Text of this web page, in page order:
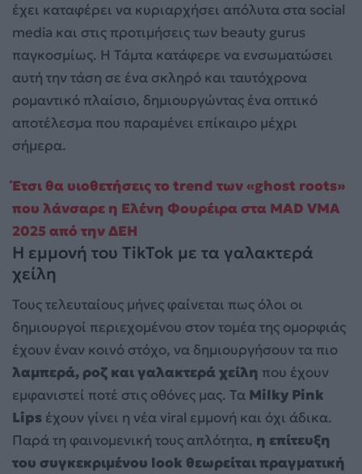
έχει καταφέρει να κυριαρχήσει απόλυτα στα social
media και στις προτιμήσεις των beauty gurus
παγκοσμίως. Η Τάμτα κατάφερε να ενσωματώσει
αυτή την τάση σε ένα σκληρό και ταυτόχρονα
ρομαντικό πλαίσιο, δημιουργώντας ένα οπτικό
αποτέλεσμα που παραμένει επίκαιρο μέχρι
σήμερα.
Έτσι θα υιοθετήσεις το trend των «ghost roots»
που λάνσαρε η Ελένη Φουρέιρα στα MAD VMA
2025 από την ΔΕΗ
Η εμμονή του TikTok με τα γαλακτερά
χείλη
Τους τελευταίους μήνες φαίνεται πως όλοι οι
δημιουργοί περιεχομένου στον τομέα της ομορφιάς
έχουν έναν κοινό στόχο, να δημιουργήσουν τα πιο
λαμπερά, ροζ και γαλακτερά χείλη που έχουν
εμφανιστεί ποτέ στις οθόνες μας. Τα Milky Pink
Lips έχουν γίνει η νέα viral εμμονή και όχι άδικα.
Παρά τη φαινομενική τους απλότητα, η επίτευξη
του συγκεκριμένου look θεωρείται πραγματική